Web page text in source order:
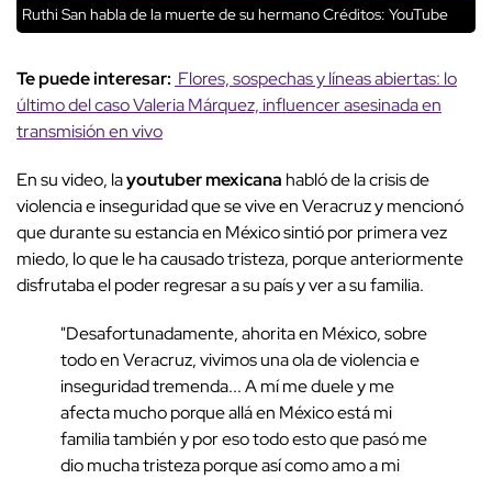
Ruthi San habla de la muerte de su hermanoCréditos: YouTube
Te puede interesar: Flores, sospechas y líneas abiertas: lo
último del caso Valeria Márquez, influencer asesinada en
transmisión en vivo
En su video, layoutuber mexicana habló de la crisis de
violencia e inseguridad que se vive en Veracruz y mencionó
que durante su estancia en México sintió por primera vez
miedo, lo que le ha causado tristeza, porque anteriormente
disfrutaba el poder regresar a su país y ver a su familia.
"Desafortunadamente, ahorita en México, sobre
todo en Veracruz, vivimos una ola de violencia e
inseguridad tremenda... A mí me duele y me
afecta mucho porque allá en México está mi
familia también y por eso todo esto que pasó me
dio mucha tristeza porque así como amo a mi